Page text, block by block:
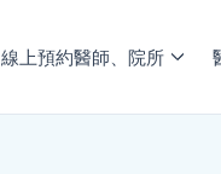
線上預約醫師、院所